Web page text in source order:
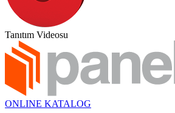
Tanıtım Videosu
ONLINE KATALOG